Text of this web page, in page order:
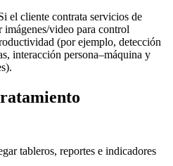
el cliente contrata servicios de
imágenes/video para control
(por ejemplo, detección
interacción persona–máquina y
tableros, reportes e indicadores